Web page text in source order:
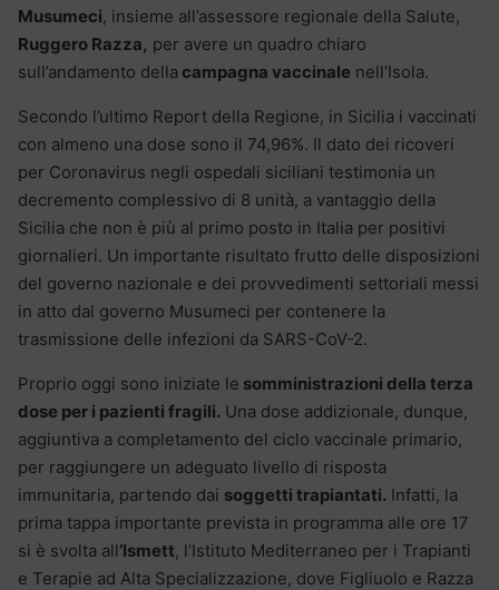
Musumeci, insieme all’assessore regionale della Salute,
Ruggero Razza, per avere un quadro chiaro
sull’andamento della campagna vaccinale nell’Isola.
Secondo l’ultimo Report della Regione, in Sicilia i vaccinati
con almeno una dose sono il 74,96%. Il dato dei ricoveri
per Coronavirus negli ospedali siciliani testimonia un
decremento complessivo di 8 unità, a vantaggio della
Sicilia che non è più al primo posto in Italia per positivi
giornalieri. Un importante risultato frutto delle disposizioni
del governo nazionale e dei provvedimenti settoriali messi
in atto dal governo Musumeci per contenere la
trasmissione delle infezioni da SARS-CoV-2.
Proprio oggi sono iniziate le somministrazioni della terza
dose per i pazienti fragili. Una dose addizionale, dunque,
aggiuntiva a completamento del ciclo vaccinale primario,
per raggiungere un adeguato livello di risposta
immunitaria, partendo dai soggetti trapiantati. Infatti, la
prima tappa importante prevista in programma alle ore 17
si è svolta all’Ismett, l’Istituto Mediterraneo per i Trapianti
e Terapie ad Alta Specializzazione, dove Figliuolo e Razza